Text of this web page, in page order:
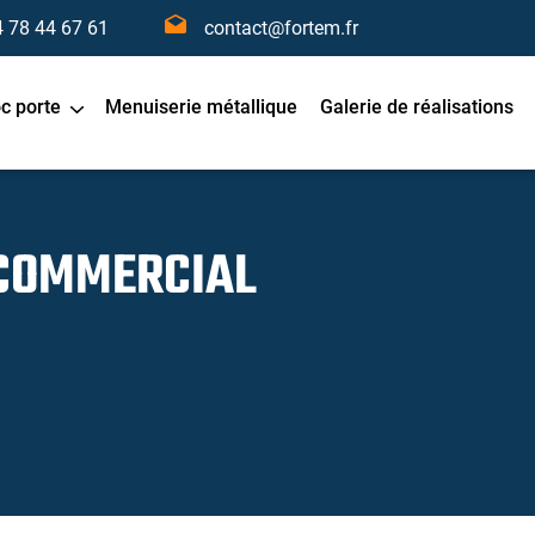
78 44 67 61 contact@fortem.fr
porte Menuiserie métallique Galerie de réalisations